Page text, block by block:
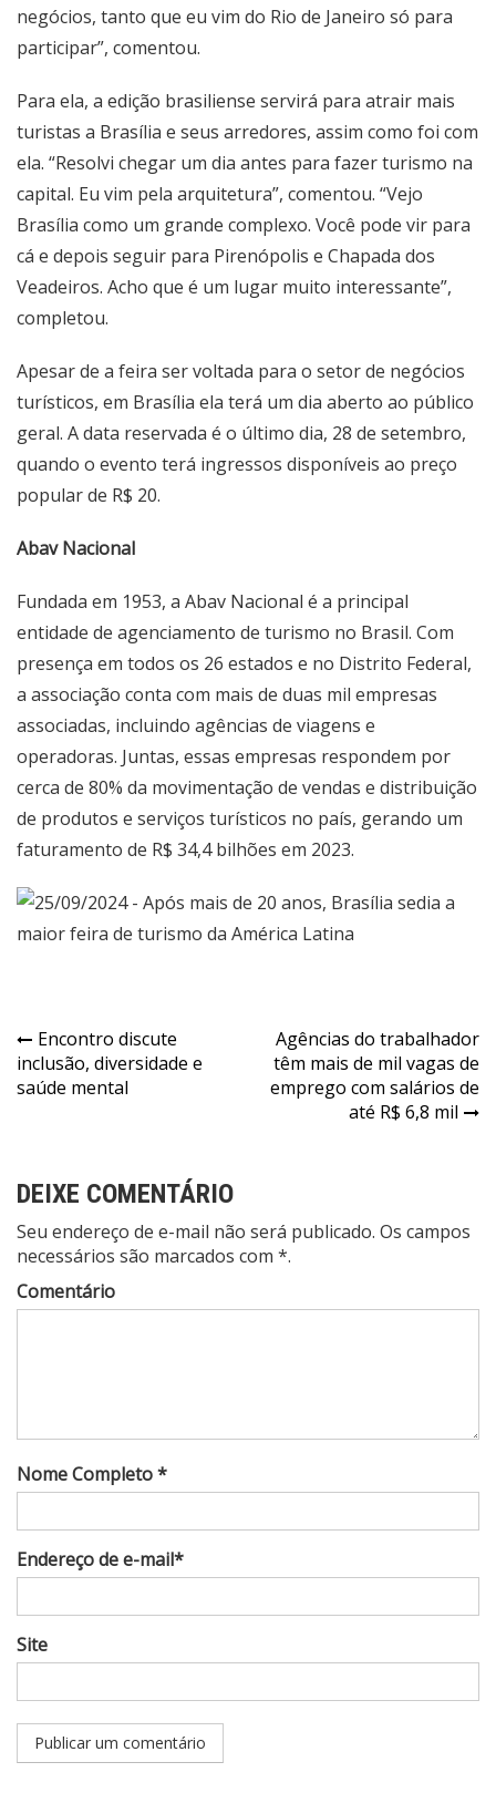
negócios, tanto que eu vim do Rio de Janeiro só para
participar”, comentou.
Para ela, a edição brasiliense servirá para atrair mais
turistas a Brasília e seus arredores, assim como foi com
ela. “Resolvi chegar um dia antes para fazer turismo na
capital. Eu vim pela arquitetura”, comentou. “Vejo
Brasília como um grande complexo. Você pode vir para
cá e depois seguir para Pirenópolis e Chapada dos
Veadeiros. Acho que é um lugar muito interessante”,
completou.
Apesar de a feira ser voltada para o setor de negócios
turísticos, em Brasília ela terá um dia aberto ao público
geral. A data reservada é o último dia, 28 de setembro,
quando o evento terá ingressos disponíveis ao preço
popular de R$ 20.
Abav Nacional
Fundada em 1953, a Abav Nacional é a principal
entidade de agenciamento de turismo no Brasil. Com
presença em todos os 26 estados e no Distrito Federal,
a associação conta com mais de duas mil empresas
associadas, incluindo agências de viagens e
operadoras. Juntas, essas empresas respondem por
cerca de 80% da movimentação de vendas e distribuição
de produtos e serviços turísticos no país, gerando um
faturamento de R$ 34,4 bilhões em 2023.
Navegação
de
Encontro discute
inclusão, diversidade e
saúde mental
Agências do trabalhador
têm mais de mil vagas de
emprego com salários de
até R$ 6,8 mil
DEIXE COMENTÁRIO
Seu endereço de e-mail não será publicado. Os campos
necessários são marcados com *.
Comentário
Nome Completo *
Endereço de e-mail*
Site